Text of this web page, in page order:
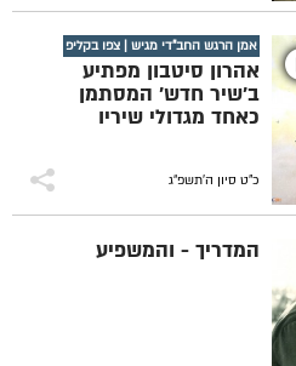
אמן הרגש החב"די מגיש | צפו בקליפ
אהרון סיטבון מפתיע
ב'שיר חדש' המסתמן
כאחד מגדולי שיריו
כ"ט סיון ה׳תשפ״ג
המדריך - והמשפיע